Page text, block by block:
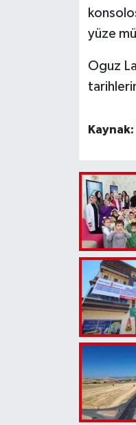
yüze
Oguz
Kaynak: